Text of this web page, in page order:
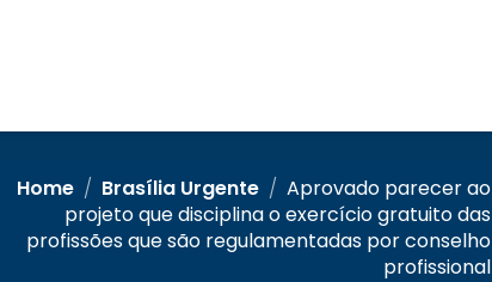
Home / Brasília Urgente / Aprovado parecer ao
projeto que disciplina o exercício gratuito das
profissões que são regulamentadas por conselho
profissional